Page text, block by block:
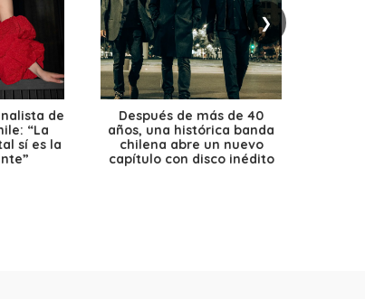
❯
de
“La
sí es la
Después de más de 40
años, una histórica banda
chilena abre un nuevo
capítulo con disco inédito